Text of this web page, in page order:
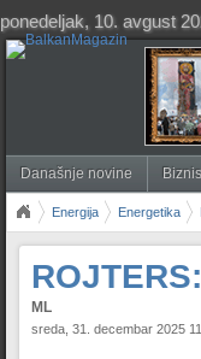
ponedeljak, 10. avgust
Današnje novine
Energija Energetika
ML
sreda, 31. decembar 2025